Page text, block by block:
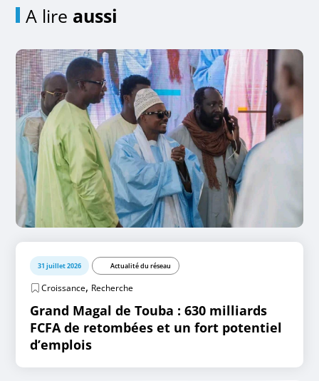
A lire aussi
31 juillet 2026 Actualité du réseau
Croissance, Recherche
Grand Magal de Touba : 630 milliards
FCFA de retombées et un fort potentiel
d’emplois